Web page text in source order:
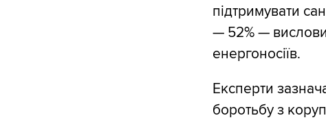
підтримувати
— 52% —
енергоносіїв.
Експерти
боротьбу з